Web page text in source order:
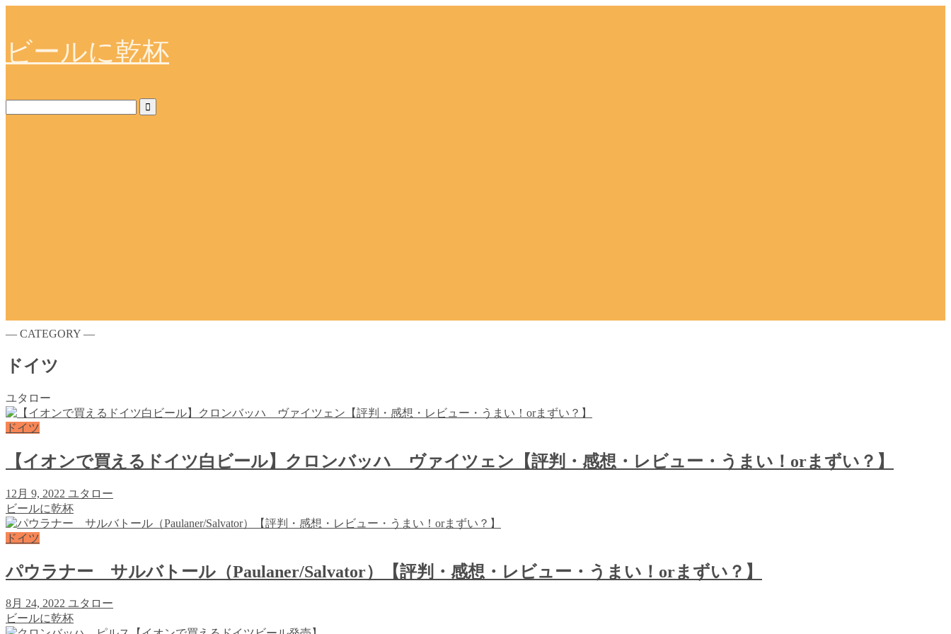
ビールに乾杯
― CATEGORY ―
ドイツ
ユタロー
ドイツ
【イオンで買えるドイツ白ビール】クロンバッハ ヴァイツェン【評判・感想・レビュー・うまい！orまずい？】
12月 9, 2022 ユタロー
ビールに乾杯
ドイツ
パウラナー サルバトール（Paulaner/Salvator）【評判・感想・レビュー・うまい！orまずい？】
8月 24, 2022 ユタロー
ビールに乾杯